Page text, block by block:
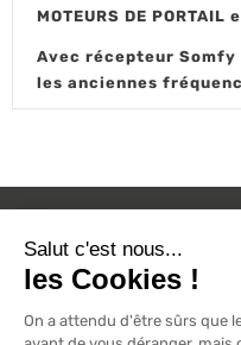
MOTEURS DE PORTAIL
Avec récepteur Somfy
les anciennes
L'ACTU 100%VOLET
PRODUITS
SERVICES